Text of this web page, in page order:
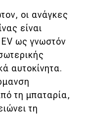
οι ανάγκες
είναι
ως γνωστόν
αυτοκίνητα.
τη μπαταρία,
τη